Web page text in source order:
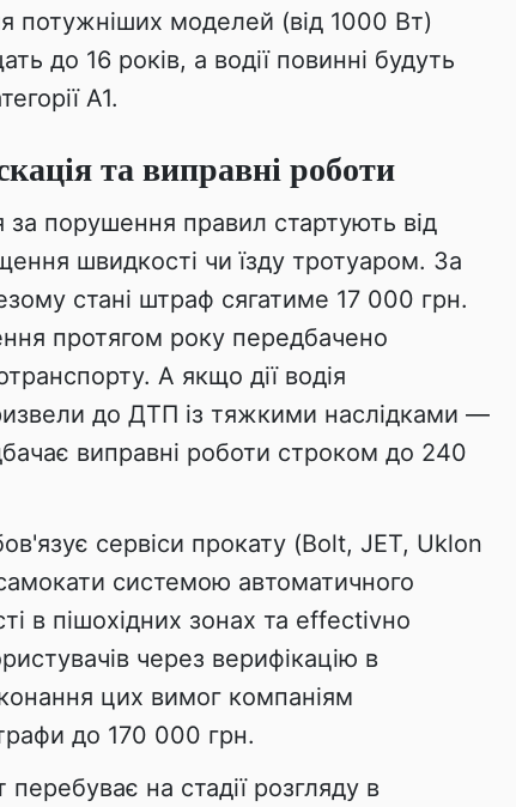
потужніших моделей (від 1000 Вт)
до 16 років, а водії повинні будуть
А1.
та виправні роботи
за порушення правил стартують від
швидкості чи їзду тротуаром. За
стані штраф сягатиме 17 000 грн.
протягом року передбачено
А якщо дії водія
до ДТП із тяжкими наслідками —
виправні роботи строком до 240
сервіси прокату (Bolt, JET, Uklon
системою автоматичного
в пішохідних зонах та effectivно
через верифікацію в
цих вимог компаніям
до 170 000 грн.
на стадії розгляду в